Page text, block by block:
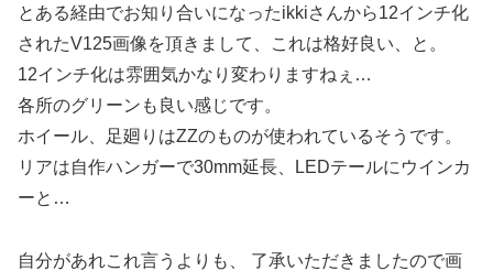
とある経由でお知り合いになったikkiさんから12インチ化
されたV125画像を頂きまして、これは格好良い、と。
12インチ化は雰囲気かなり変わりますねぇ…
各所のグリーンも良い感じです。
ホイール、足廻りはZZのものが使われているそうです。
リアは自作ハンガーで30mm延長、LEDテールにウインカ
ーと…
自分があれこれ言うよりも、 了承いただきましたので画